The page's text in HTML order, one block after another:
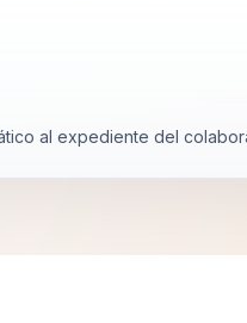
al expediente del